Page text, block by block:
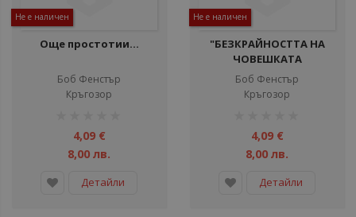
Не е наличен
Още простотии...
Боб Фенстър
Кръгозор
4,09 €
8,00 лв.
Детайли
Не е наличен
"БЕЗКРАЙНОСТТА НА
ЧОВЕШКАТА
ПРОСТОТИЯ"
Боб Фенстър
Кръгозор
4,09 €
8,00 лв.
Детайли